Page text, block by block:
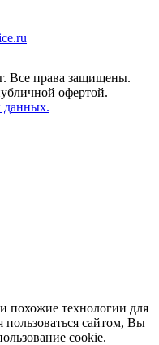
Все права защищены.
офертой.
данных.
похожие технологии для
пользоваться сайтом, Вы
cookie.